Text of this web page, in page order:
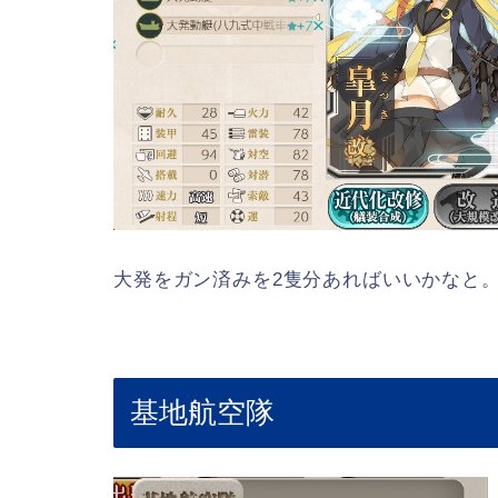
大発をガン済みを2隻分あればいいかなと
基地航空隊